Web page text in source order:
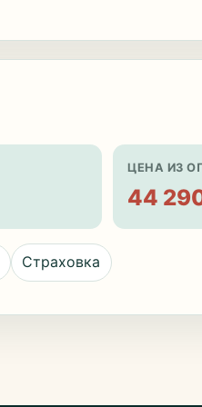
ЦЕНА ИЗ
44
Страховка